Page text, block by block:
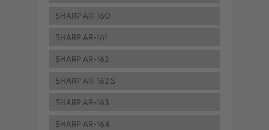
SHARP AR-160
SHARP AR-161
SHARP AR-162
SHARP AR-162 S
SHARP AR-163
SHARP AR-164